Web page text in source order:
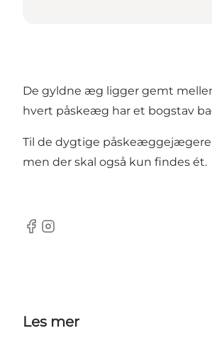
De gyldne æg ligger gemt
hvert påskeæg har et bogstav
Til de dygtige
men der skal også kun findes ét.
Facebook
Instagram
Les mer